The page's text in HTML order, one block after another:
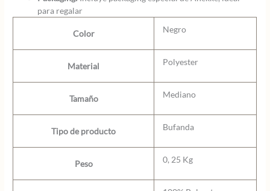
para regalar
Color Negro
Material Polyester
Tamaño Mediano
Tipo de producto Bufanda
Peso 0, 25 Kg